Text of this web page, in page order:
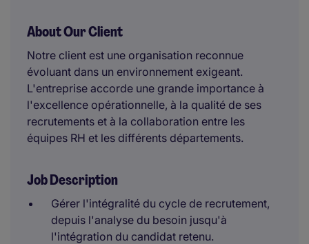
About Our Client
Notre client est une organisation reconnue
évoluant dans un environnement exigeant.
L'entreprise accorde une grande importance à
l'excellence opérationnelle, à la qualité de ses
recrutements et à la collaboration entre les
équipes RH et les différents départements.
Job Description
Gérer l'intégralité du cycle de recrutement,
depuis l'analyse du besoin jusqu'à
l'intégration du candidat retenu.